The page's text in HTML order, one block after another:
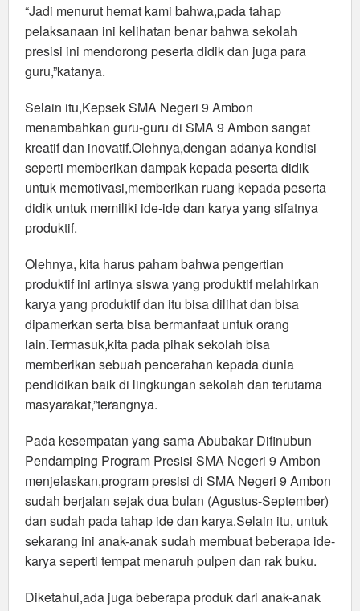
“Jadi menurut hemat kami bahwa,pada tahap
pelaksanaan ini kelihatan benar bahwa sekolah
presisi ini mendorong peserta didik dan juga para
guru,”katanya.
Selain itu,Kepsek SMA Negeri 9 Ambon
menambahkan guru-guru di SMA 9 Ambon sangat
kreatif dan inovatif.Olehnya,dengan adanya kondisi
seperti memberikan dampak kepada peserta didik
untuk memotivasi,memberikan ruang kepada peserta
didik untuk memiliki ide-ide dan karya yang sifatnya
produktif.
Olehnya, kita harus paham bahwa pengertian
produktif ini artinya siswa yang produktif melahirkan
karya yang produktif dan itu bisa dilihat dan bisa
dipamerkan serta bisa bermanfaat untuk orang
lain.Termasuk,kita pada pihak sekolah bisa
memberikan sebuah pencerahan kepada dunia
pendidikan baik di lingkungan sekolah dan terutama
masyarakat,”terangnya.
Pada kesempatan yang sama Abubakar Difinubun
Pendamping Program Presisi SMA Negeri 9 Ambon
menjelaskan,program presisi di SMA Negeri 9 Ambon
sudah berjalan sejak dua bulan (Agustus-September)
dan sudah pada tahap ide dan karya.Selain itu, untuk
sekarang ini anak-anak sudah membuat beberapa ide-
karya seperti tempat menaruh pulpen dan rak buku.
Diketahui,ada juga beberapa produk dari anak-anak